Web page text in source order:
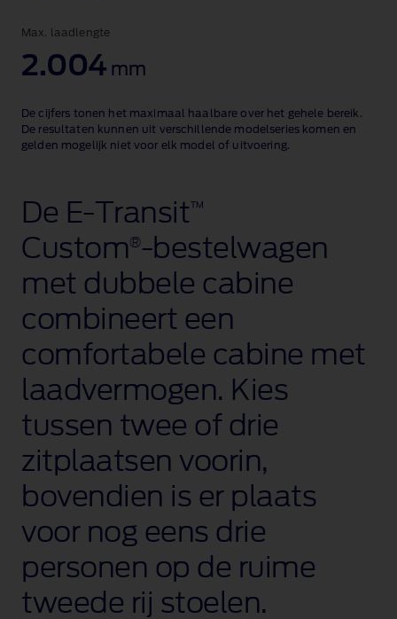
Max. laadlengte
2.004 mm
De cijfers tonen het maximaal haalbare over het gehele bereik.
De resultaten kunnen uit verschillende modelseries komen en
gelden mogelijk niet voor elk model of uitvoering.
De E‑Transit ™
Custom®‑bestelwagen
met dubbele cabine
combineert een
comfortabele cabine met
laadvermogen. Kies
tussen twee of drie
zitplaatsen voorin,
bovendien is er plaats
voor nog eens drie
personen op de ruime
tweede rij stoelen.